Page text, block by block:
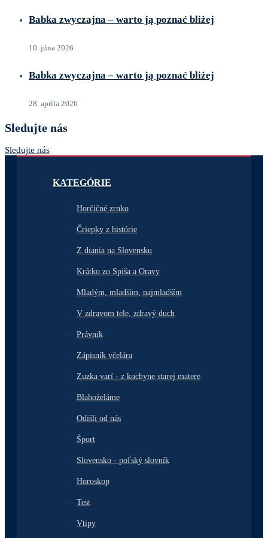
Babka zwyczajna – warto ją poznać bliżej
10. júna 2026
Babka zwyczajna – warto ją poznać bliżej
28. apríla 2026
Sledujte nás
Sledujte nás
KATEGÓRIE
Horčičné zrnko
Čriepky z histórie
Z diania na Slovensku
Krátko zo Spiša a Oravy
Mladým, mladším, najmladším
V zdravom tele, zdravý duch
Právnik
Zápisník včelára
Zuzka varí - z kuchyne starej matere
Blahoželáme
Odišli od nás
Šport
Slovensko - poľský slovník
Horoskop
Test
Vtipy